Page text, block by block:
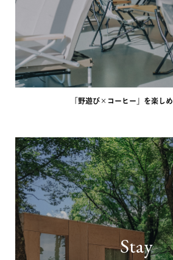
「野遊び×コーヒー」を楽し
Stay